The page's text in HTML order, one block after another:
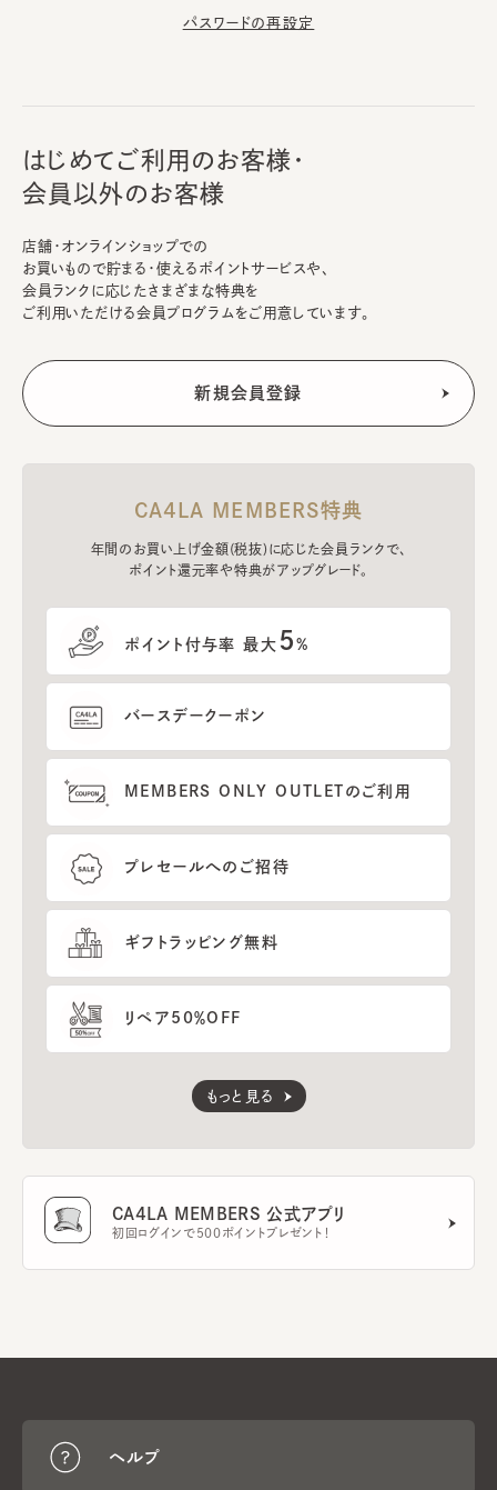
パスワードの再設定
はじめてご利用のお客様・
会員以外のお客様
店舗・オンラインショップでの
お買いもので貯まる・使えるポイントサービスや、
会員ランクに応じたさまざまな特典を
ご利用いただける会員プログラムをご用意しています。
CA4LA MEMBERS特典
年間のお買い上げ金額(税抜)に応じた会員ランクで、
ポイント還元率や特典がアップグレード。
ポイント付与率 最大 5%
バースデークーポン
MEMBERS ONLY OUTLETのご利用
プレセールへのご招待
ギフトラッピング無料
リペア50％OFF
もっと見る
CA4LA MEMBERS 公式アプリ
初回ログインで500ポイントプレゼント！
ヘルプ